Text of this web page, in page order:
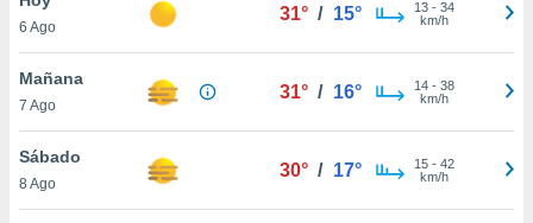
en
más
nuestra
6 Ago
31° / 15° 13- 34
km/h
Mañana
7 Ago
31° / 16° 14- 38
km/h
Sábado
8 Ago
30° / 17° 15- 42
km/h